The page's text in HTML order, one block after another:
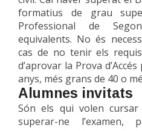
formatius de grau
Professional de
equivalents. No és
cas de no tenir els
d’aprovar la Prova
anys, més grans de 40 o
Alumnes invitats
Són els qui volen
superar-ne